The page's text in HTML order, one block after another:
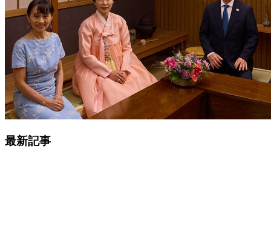
最新記事